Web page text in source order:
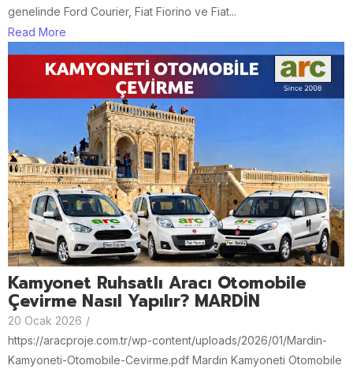
genelinde Ford Courier, Fiat Fiorino ve Fiat...
Read More
Kamyonet Ruhsatlı Aracı Otomobile
Çevirme Nasıl Yapılır? MARDİN
20 Ocak 2026 /
https://aracproje.com.tr/wp-content/uploads/2026/01/Mardin-
Kamyoneti-Otomobile-Cevirme.pdf Mardin Kamyoneti Otomobile